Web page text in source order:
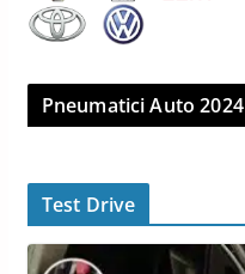
Pneumatici Auto 2024
Test Drive